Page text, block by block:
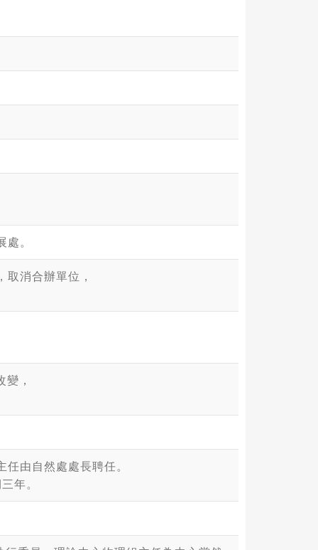
。
消合辦單位，
，
由自然處處長聘任。
年。